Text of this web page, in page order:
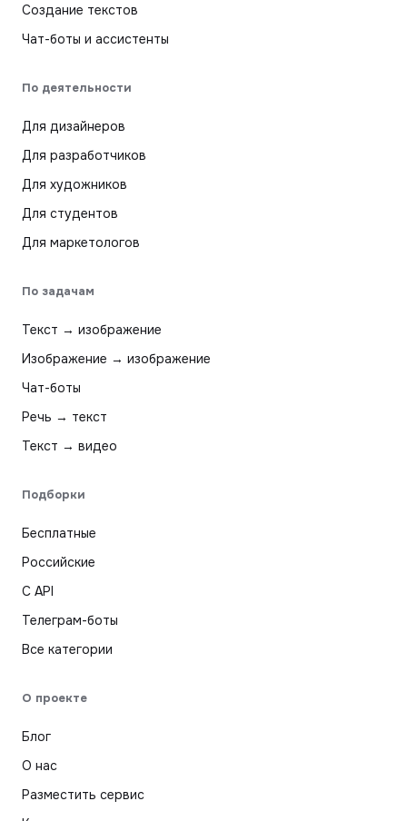
Создание текстов
Чат-боты и ассистенты
По деятельности
Для дизайнеров
Для разработчиков
Для художников
Для студентов
Для маркетологов
По задачам
Текст → изображение
Изображение → изображение
Чат-боты
Речь → текст
Текст → видео
Подборки
Бесплатные
Российские
С API
Телеграм-боты
Все категории
О проекте
Блог
О нас
Разместить сервис